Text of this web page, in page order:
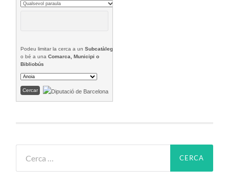
Podeu limitar la cerca a unSubcatàleg
o bé a unaComarca, Municipi o
Bibliobús